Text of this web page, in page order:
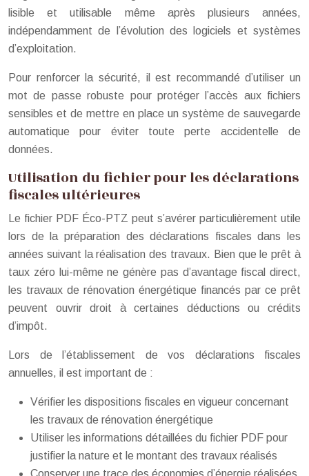
lisible et utilisable même après plusieurs années,
indépendamment de l’évolution des logiciels et systèmes
d’exploitation.
Pour renforcer la sécurité, il est recommandé d’utiliser un
mot de passe robuste pour protéger l’accès aux fichiers
sensibles et de mettre en place un système de sauvegarde
automatique pour éviter toute perte accidentelle de
données.
Utilisation du fichier pour les déclarations
fiscales ultérieures
Le fichier PDF Éco-PTZ peut s’avérer particulièrement utile
lors de la préparation des déclarations fiscales dans les
années suivant la réalisation des travaux. Bien que le prêt à
taux zéro lui-même ne génère pas d’avantage fiscal direct,
les travaux de rénovation énergétique financés par ce prêt
peuvent ouvrir droit à certaines déductions ou crédits
d’impôt.
Lors de l’établissement de vos déclarations fiscales
annuelles, il est important de :
Vérifier les dispositions fiscales en vigueur concernant
les travaux de rénovation énergétique
Utiliser les informations détaillées du fichier PDF pour
justifier la nature et le montant des travaux réalisés
Conserver une trace des économies d’énergie réalisées